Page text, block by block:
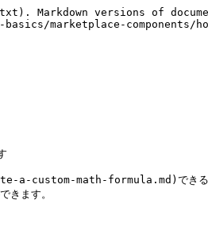
Markdown versions of
marketplace-
math-formula.md)できるこ
きます。